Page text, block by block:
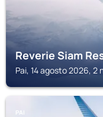
Reverie Siam
Pai, 14 agosto 2026, 2
PAI